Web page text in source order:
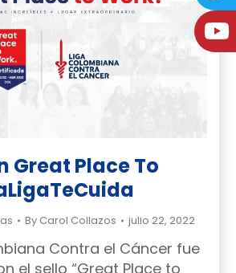
Great Place To
By Carol Collazos julio 22, 2022
Contra el Cáncer fue
el sello “Great Place to